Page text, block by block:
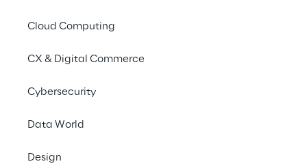
Cloud Computing
CX & Digital Commerce
Cybersecurity
Data World
Design
Erfahren Sie, wie Reply die Unipol Group bei
unterstützt hat, um die Supportprozesse zu
verkürzen und das Erlebnis von Kunden,
Agenten und Mitarbeitern zu verbessern.